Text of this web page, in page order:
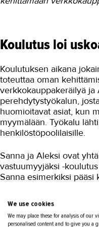
Ympäristöala
Koulutusopas
OPISKELIJAKSI
YRITYKSILLE
TAKK
AJANKOHTAISTA
OMA TAKK
Koulutus loi
Koulutuksen aikana
toteuttaa oman
verkkokauppakeräilyä
perehdytystyökalun,
huomioitavat asiat, kun
myymälään. Työkalu
henkilöstöpoolilaisille.
Sanna ja Aleksi ovat
vastuumyyjäksi -
Sanna esimerkiksi pääsi
kehittämään
molemmilla on myös
vastuumyyjän tehtäviin.
We use cookies
We may place these for analysis of our
personalised content and to give you a